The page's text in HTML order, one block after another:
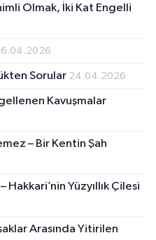
Olmak, İki Kat Engelli
Sorular 24.04.2026
Kavuşmalar
– Bir Kentin Şah
Hakkari’nin Yüzyıllık Çilesi
Arasında Yitirilen